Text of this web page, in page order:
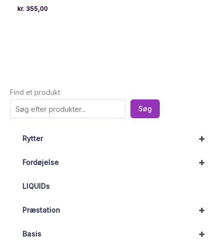
Find et produkt
Søg
+
Rytter
+
Fordøjelse
LIQUIDs
+
Præstation
+
Basis
kr. 355,00